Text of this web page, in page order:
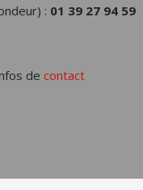
: 01 39 27 94 59
de contact